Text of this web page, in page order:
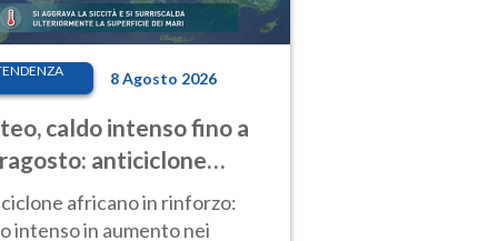
8 Agosto 2026
caldo intenso fino a
anticiclone
ancora
africano in rinforzo:
intenso in aumento nei